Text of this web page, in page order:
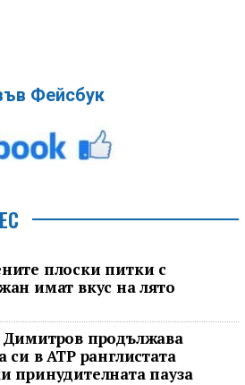
Фейсбук
плоски питки с
имат вкус на лято
Димитров продължава
си в ATP ранглистата
принудителната пауза